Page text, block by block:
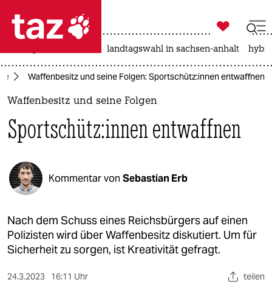
 taz zahl ich
taz zahl ich
politik
öko
gesellschaft
kultur
sport
berlin

taz zahl ich
landtagswahl in sachsen-anhalt
Waffenbesitz und seine Folgen: Sport­schüt­z:in­nen entwaffnen
Waffenbesitz und seine Folgen
Sport­schüt­z:in­nen entwaffnen
Kommentar von Sebastian Erb
Nach dem Schuss eines Reichsbürgers auf einen
Polizisten wird über Waffenbesitz diskutiert. Um für
Sicherheit zu sorgen, ist Kreativität gefragt.
24.3.2023 16:11 Uhr teilen